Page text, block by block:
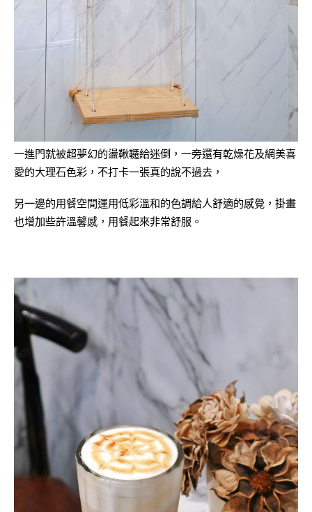
一進門就被超夢幻的盪鞦韆給迷倒，一旁還有乾燥花及網美喜
愛的大理石色彩，不打卡一張真的說不過去，
另一邊的用餐空間運用低彩溫和的色調給人舒適的感覺，掛畫
也增加些許溫馨感，用餐起來非常舒服。